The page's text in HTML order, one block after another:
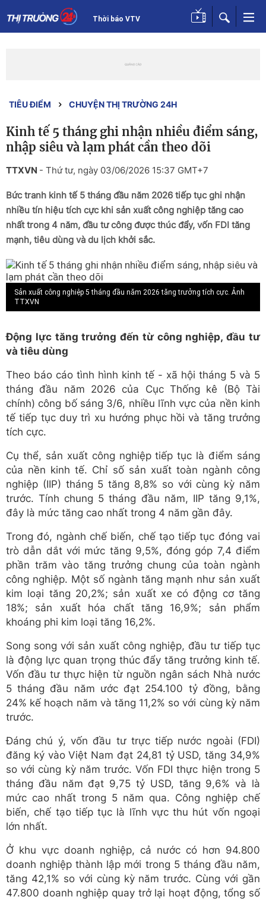
Thời báo VTV
TIÊU ĐIỂM CHUYỆN THỊ TRƯỜNG 24H
Kinh tế 5 tháng ghi nhận nhiều điểm sáng,
nhập siêu và lạm phát cần theo dõi
TTXVN - Thứ tư, ngày 03/06/2026 15:37 GMT+7
Bức tranh kinh tế 5 tháng đầu năm 2026 tiếp tục ghi nhận
nhiều tín hiệu tích cực khi sản xuất công nghiệp tăng cao
nhất trong 4 năm, đầu tư công được thúc đẩy, vốn FDI tăng
mạnh, tiêu dùng và du lịch khởi sắc.
Sản xuất công nghiệp 5 tháng đầu năm 2026 tăng trưởng tích cực. Ảnh
TTXVN
Động lực tăng trưởng đến từ công nghiệp, đầu tư
và tiêu dùng
Theo báo cáo tình hình kinh tế - xã hội tháng 5 và 5
tháng đầu năm 2026 của Cục Thống kê (Bộ Tài
chính) công bố sáng 3/6, nhiều lĩnh vực của nền kinh
tế tiếp tục duy trì xu hướng phục hồi và tăng trưởng
tích cực.
Cụ thể, sản xuất công nghiệp tiếp tục là điểm sáng
của nền kinh tế. Chỉ số sản xuất toàn ngành công
nghiệp (IIP) tháng 5 tăng 8,8% so với cùng kỳ năm
trước. Tính chung 5 tháng đầu năm, IIP tăng 9,1%,
đây là mức tăng cao nhất trong 4 năm gần đây.
Trong đó, ngành chế biến, chế tạo tiếp tục đóng vai
trò dẫn dắt với mức tăng 9,5%, đóng góp 7,4 điểm
phần trăm vào tăng trưởng chung của toàn ngành
công nghiệp. Một số ngành tăng mạnh như sản xuất
kim loại tăng 20,2%; sản xuất xe có động cơ tăng
18%; sản xuất hóa chất tăng 16,9%; sản phẩm
khoáng phi kim loại tăng 16,2%.
Song song với sản xuất công nghiệp, đầu tư tiếp tục
là động lực quan trọng thúc đẩy tăng trưởng kinh tế.
Vốn đầu tư thực hiện từ nguồn ngân sách Nhà nước
5 tháng đầu năm ước đạt 254.100 tỷ đồng, bằng
24% kế hoạch năm và tăng 11,2% so với cùng kỳ năm
trước.
Đáng chú ý, vốn đầu tư trực tiếp nước ngoài (FDI)
đăng ký vào Việt Nam đạt 24,81 tỷ USD, tăng 34,9%
so với cùng kỳ năm trước. Vốn FDI thực hiện trong 5
tháng đầu năm đạt 9,75 tỷ USD, tăng 9,6% và là
mức cao nhất trong 5 năm qua. Công nghiệp chế
biến, chế tạo tiếp tục là lĩnh vực thu hút vốn ngoại
lớn nhất.
Ở khu vực doanh nghiệp, cả nước có hơn 94.800
doanh nghiệp thành lập mới trong 5 tháng đầu năm,
tăng 42,1% so với cùng kỳ năm trước. Cùng với gần
47.800 doanh nghiệp quay trở lại hoạt động, tổng số